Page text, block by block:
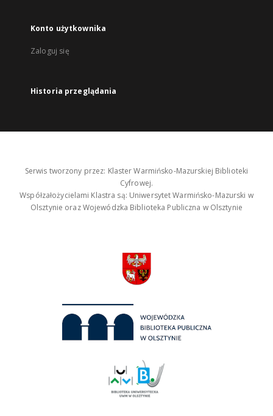
Konto użytkownika
Zaloguj się
Historia przeglądania
Serwis tworzony przez: Klaster Warmińsko-Mazurskiej Biblioteki
Cyfrowej.
Współzałożycielami Klastra są: Uniwersytet Warmińsko-Mazurski w
Olsztynie oraz Wojewódzka Biblioteka Publiczna w Olsztynie